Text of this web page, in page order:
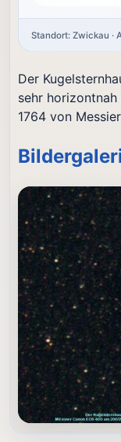
Standort: Zwickau ·
Der
sehr
1764 von